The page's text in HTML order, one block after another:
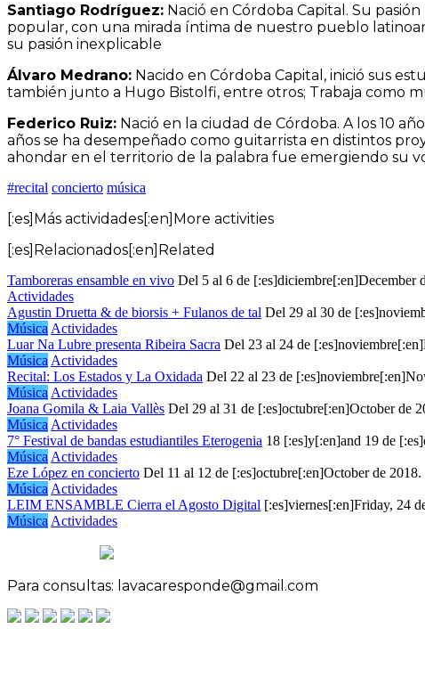
Santiago Rodríguez: Nació en Córdoba Capital. Su
popular, con una mirada íntima de nuestro pueblo
su pasión inexplicable
Álvaro Medrano: Nacido en Córdoba Capital, inició sus
también junto a Hugo Bistolfi, entre otros; Trabaja como
Federico Ruiz: Nació en la ciudad de Córdoba. A los 10
años se ha desempeñado como guitarrista en distintos
ahondar en el territorio de la palabra fue emergiendo su
#recital concierto música
[:es]Más actividades[:en]More activities
[:es]Relacionados[:en]Related
Tamboreras ensamble en vivo Del 5 al 6 de [:es]diciembre[:en]December
Actividades
Agustin Druetta & de biorsis + Fulanos de tal Del 29 al 30 de
Música Actividades
Luar Na Lubre presenta Ribeira Sacra Del 23 al 24 de
Música Actividades
Recital: Los Estados y La Oxidada Del 22 al 23 de
Música Actividades
Joana Gomila & Laia Vallès Del 29 al 31 de [:es]octubre[:en]October de
Música Actividades
7° Festival de bandas estudiantiles Eterogenia 18 [:es]y[:en]and 19 de
Música Actividades
Eze López en concierto Del 11 al 12 de [:es]octubre[:en]October de 2018.
Música Actividades
LEIM ENSAMBLE Cierra el Agosto Digital [:es]viernes[:en]Friday, 24
Música Actividades
Para consultas: lavacaresponde@gmail.com